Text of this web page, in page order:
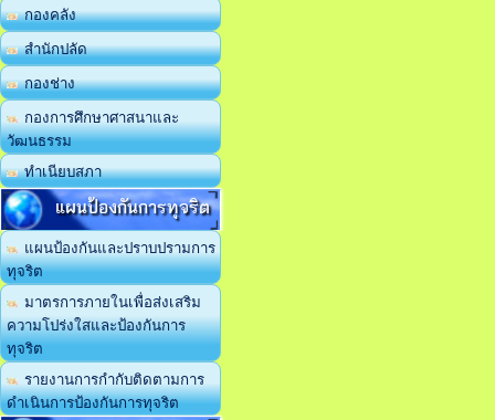
กองคลัง
สำนักปลัด
กองช่าง
กองการศึกษาศาสนาและ
วัฒนธรรม
ทำเนียบสภา
แผนป้องกันการทุจริต
แผนป้องกันและปราบปรามการ
ทุจริต
มาตรการภายในเพื่อส่งเสริม
ความโปร่งใสและป้องกันการ
ทุจริต
รายงานการกำกับติดตามการ
ดำเนินการป้องกันการทุจริต